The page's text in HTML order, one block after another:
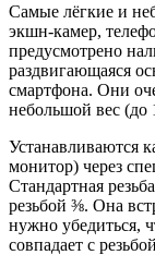
Самые лёгкие и
экшн-камер,
предусмотрено
раздвигающаяся
смартфона. Они
небольшой вес (до
Устанавливаются
монитор) через
Стандартная
резьбой ⅜. Она
нужно убедиться,
совпадает с